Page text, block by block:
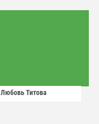
Любовь Титова